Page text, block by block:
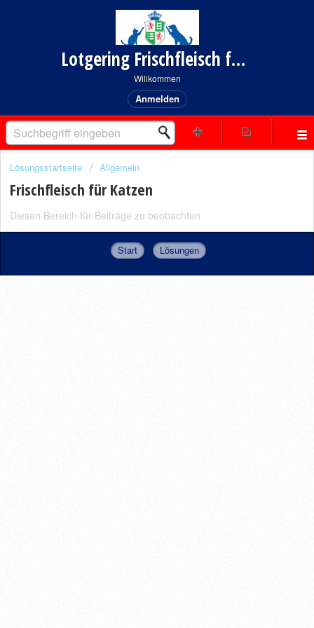
Lotgering Frischfleisch für Hund und Katze
Willkommen
Anmelden
Lösungsstartseite Allgemein
Frischfleisch für Katzen
Diesen Bereich für Beiträge zu beobachten
Start Lösungen